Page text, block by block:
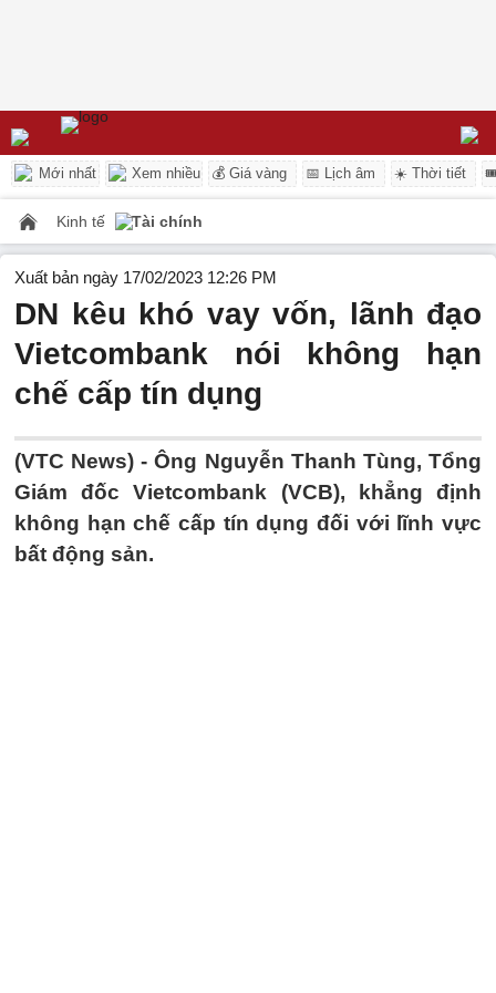
Mới nhất Xem nhiều 💰 Giá vàng 📅 Lịch âm ☀️ Thời tiết
Kinh tế Tài chính
Xuất bản ngày 17/02/2023 12:26 PM
DN kêu khó vay vốn, lãnh đạo
Vietcombank nói không hạn
chế cấp tín dụng
(VTC News) -Ông Nguyễn Thanh Tùng, Tổng
Giám đốc Vietcombank (VCB), khẳng định
không hạn chế cấp tín dụng đối với lĩnh vực
bất động sản.